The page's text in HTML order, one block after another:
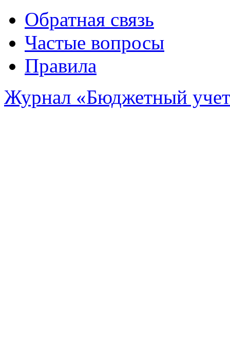
Обратная связь
Частые вопросы
Правила
Журнал «Бюджетный